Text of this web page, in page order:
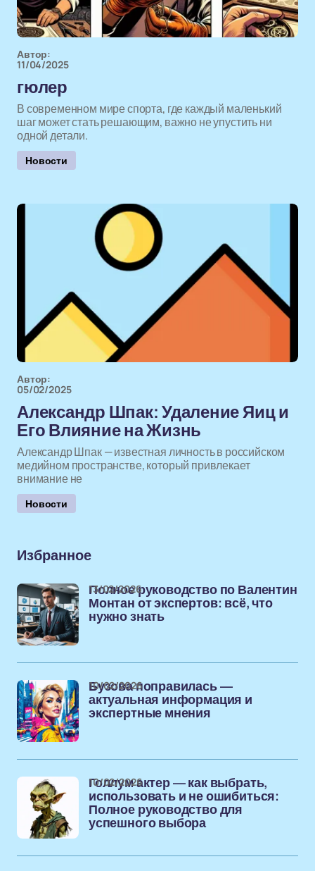
Автор:
11/04/2025
гюлер
В современном мире спорта, где каждый маленький
шаг может стать решающим, важно не упустить ни
одной детали.
Новости
Автор:
05/02/2025
Александр Шпак: Удаление Яиц и
Его Влияние на Жизнь
Александр Шпак — известная личность в российском
медийном пространстве, который привлекает
внимание не
Новости
Избранное
Полное руководство по Валентин
Монтан от экспертов: всё, что
нужно знать
13/02/2026
Бузова поправилась —
актуальная информация и
экспертные мнения
10/02/2026
Голлум актер — как выбрать,
использовать и не ошибиться:
Полное руководство для
успешного выбора
10/02/2026